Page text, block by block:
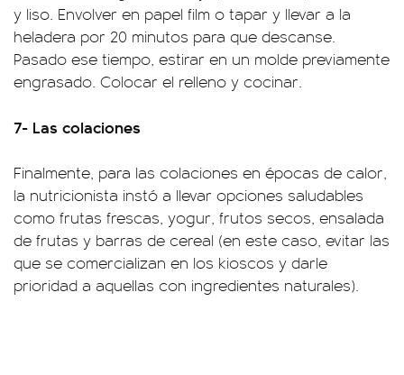
y liso. Envolver en papel film o tapar y llevar a la
heladera por 20 minutos para que descanse.
Pasado ese tiempo, estirar en un molde previamente
engrasado. Colocar el relleno y cocinar.
7- Las colaciones
Finalmente, para las colaciones en épocas de calor,
la nutricionista instó a llevar opciones saludables
como frutas frescas, yogur, frutos secos, ensalada
de frutas y barras de cereal (en este caso, evitar las
que se comercializan en los kioscos y darle
prioridad a aquellas con ingredientes naturales).